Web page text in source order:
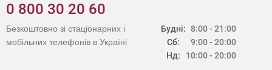
0 800 30 20 60
Будні:
Сб:
Нд:
8:00 - 21:00
9:00 - 20:00
10:00 - 20:00
Безкоштовно зі стаціонарних і
мобільних телефонів в Україні